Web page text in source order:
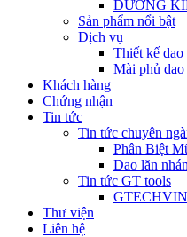
DƯỠNG
Sản phẩm nổi bật
Dịch vụ
Thiết kế dao
Mài phủ dao
Khách hàng
Chứng nhận
Tin tức
Tin tức chuyên
Phân Biệt
Dao lăn
Tin tức GT tools
Thư viện
Liên hệ